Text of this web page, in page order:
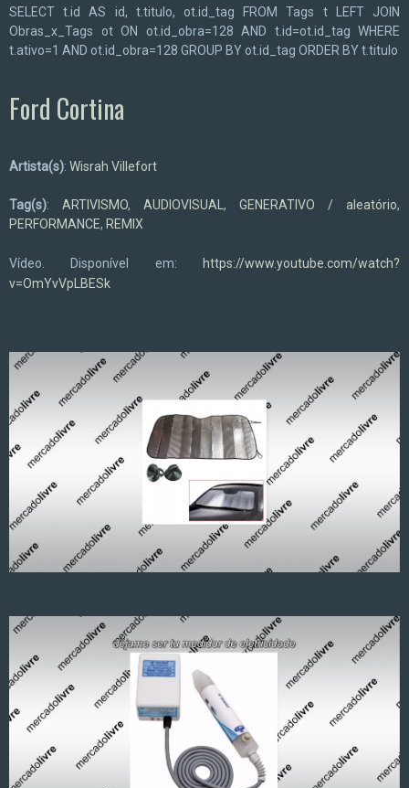
SELECT t.id AS id, t.titulo, ot.id_tag FROM Tags t LEFT JOIN
Obras_x_Tags ot ON ot.id_obra=128 AND t.id=ot.id_tag WHERE
t.ativo=1 AND ot.id_obra=128 GROUP BY ot.id_tag ORDER BY t.titulo
Ford Cortina
Artista(s): Wisrah Villefort
Tag(s): ARTIVISMO, AUDIOVISUAL , GENERATIVO / aleatório,
PERFORMANCE, REMIX
Vídeo. Disponível em:
https://www.youtube.com/watch?
v=OmYvVpLBESk